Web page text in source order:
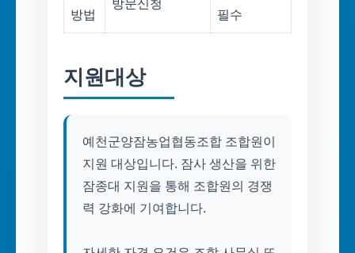
방법
방문신청
필수
지원대상
예천군양잠농업협동조합 조합원이
지원 대상입니다. 잠사 생산을 위한
잠종대 지원을 통해 조합원의 경쟁
력 강화에 기여합니다.